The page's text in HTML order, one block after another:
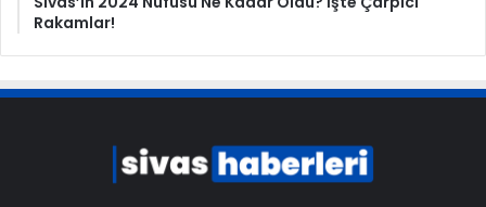
Rakamlar!